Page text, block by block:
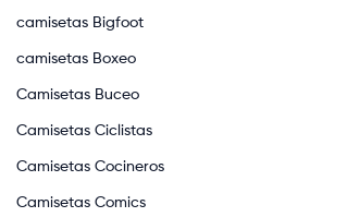
camisetas Bigfoot
camisetas Boxeo
Camisetas Buceo
Camisetas Ciclistas
Camisetas Cocineros
Camisetas Comics